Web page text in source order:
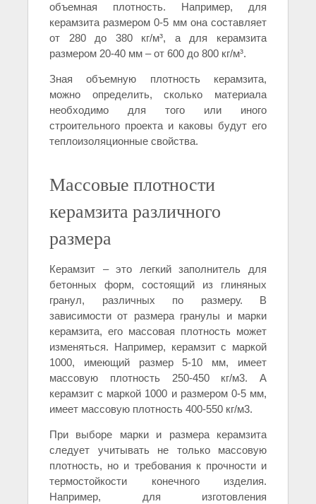
объемная плотность. Например, для
керамзита размером 0-5 мм она составляет
от 280 до 380 кг/м³, а для керамзита
размером 20-40 мм – от 600 до 800 кг/м³.
Зная объемную плотность керамзита,
можно определить, сколько материала
необходимо для того или иного
строительного проекта и каковы будут его
теплоизоляционные свойства.
Массовые плотности
керамзита различного
размера
Керамзит – это легкий заполнитель для
бетонных форм, состоящий из глиняных
гранул, различных по размеру. В
зависимости от размера гранулы и марки
керамзита, его массовая плотность может
изменяться. Например, керамзит с маркой
1000, имеющий размер 5-10 мм, имеет
массовую плотность 250-450 кг/м3. А
керамзит с маркой 1000 и размером 0-5 мм,
имеет массовую плотность 400-550 кг/м3.
При выборе марки и размера керамзита
следует учитывать не только массовую
плотность, но и требования к прочности и
термостойкости конечного изделия.
Например, для изготовления